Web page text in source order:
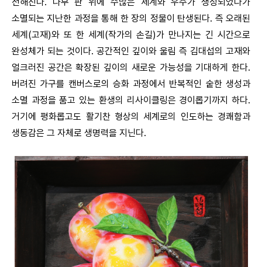
소멸되는 지난한 과정을 통해 한 장의 정물이 탄생된다. 즉 오래된
세계(고재)와 또 한 세계(작가의 손길)가 만나지는 긴 시간으로
완성체가 되는 것이다. 공간적인 깊이와 울림 즉 김대섭의 고재와
얼크러진 공간은 확장된 깊이의 새로운 가능성을 기대하게 한다.
버려진 가구를 캔버스로의 승화 과정에서 반복적인 숱한 생성과
소멸 과정을 품고 있는 환생의 리사이클링은 경이롭기까지 하다.
거기에 평화롭고도 활기찬 형상의 세계로의 인도하는 경쾌함과
생동감은 그 자체로 생명력을 지닌다.